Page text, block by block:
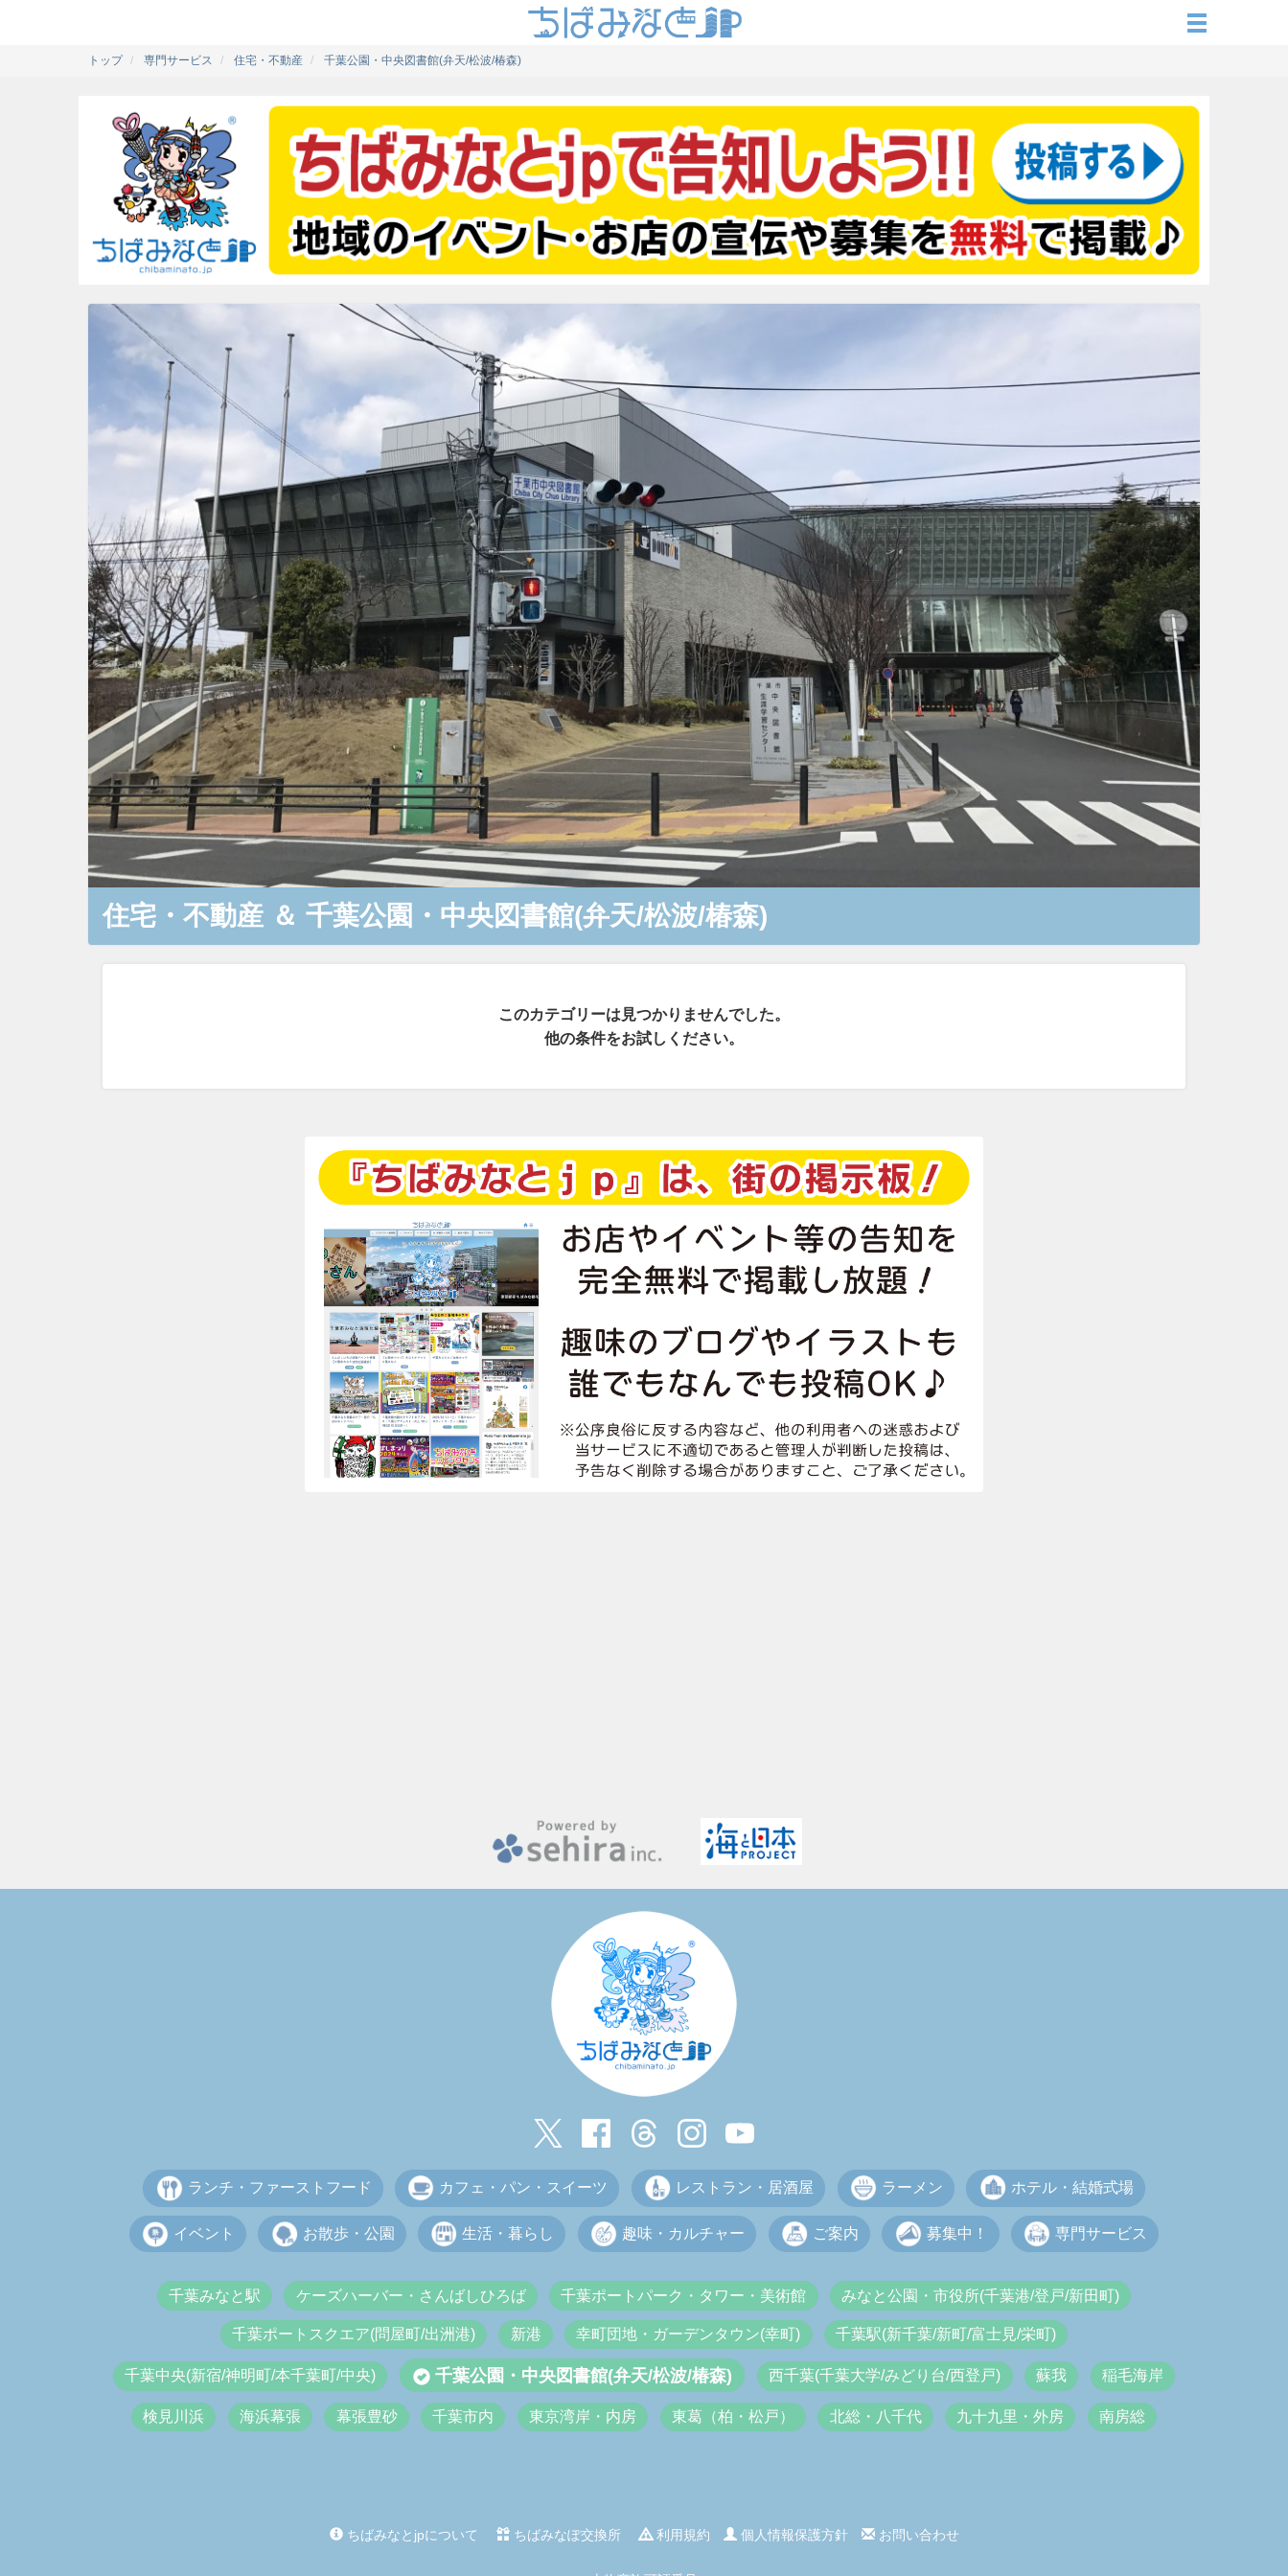
トップ 専門サービス 住宅・不動産 千葉公園・中央図書館(弁天/松波/椿森)
住宅・不動産 ＆ 千葉公園・中央図書館(弁天/松波/椿森)
このカテゴリーは見つかりませんでした。
他の条件をお試しください。
ランチ・ファーストフード カフェ・パン・スイーツ レストラン・居酒屋 ラーメン ホテル・結婚式場
イベント お散歩・公園 生活・暮らし 趣味・カルチャー ご案内 募集中！ 専門サービス
千葉みなと駅 ケーズハーバー・さんばしひろば 千葉ポートパーク・タワー・美術館 みなと公園・市役所(千葉港/登戸/新田町)
千葉ポートスクエア(問屋町/出洲港) 新港 幸町団地・ガーデンタウン(幸町) 千葉駅(新千葉/新町/富士見/栄町)
千葉中央(新宿/神明町/本千葉町/中央) 千葉公園・中央図書館(弁天/松波/椿森) 西千葉(千葉大学/みどり台/西登戸) 蘇我 稲毛海岸
検見川浜 海浜幕張 幕張豊砂 千葉市内 東京湾岸・内房 東葛（柏・松戸） 北総・八千代 九十九里・外房 南房総
ちばみなとjpについて ちばみなぽ交換所 利用規約 個人情報保護方針 お問い合わせ